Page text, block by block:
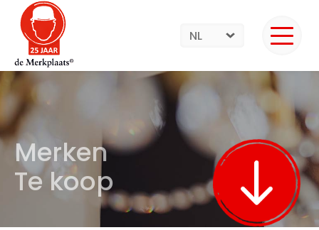
NL
Merken
Te koop